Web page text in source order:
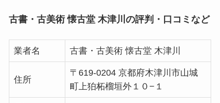
古書・古美術 懐古堂 木津川の評判・口コミなど
業者名 古書・古美術 懐古堂 木津川
住所
〒619-0204 京都府木津川市山城
町上狛柘榴垣外１０−１